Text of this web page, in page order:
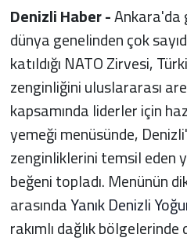
Denizli Haber -Ankara'da
dünya genelinden çok
katıldığı NATO Zirvesi,
zenginliğini uluslararası
kapsamında liderler için
yemeği menüsünde,
zenginliklerini temsil eden
beğeni topladı. Menünün
arasındaYanık Denizli
rakımlı dağlık